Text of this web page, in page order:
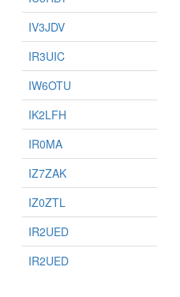
IV3JDV
IR3UIC
IW6OTU
IK2LFH
IR0MA
IZ7ZAK
IZ0ZTL
IR2UED
IR2UED